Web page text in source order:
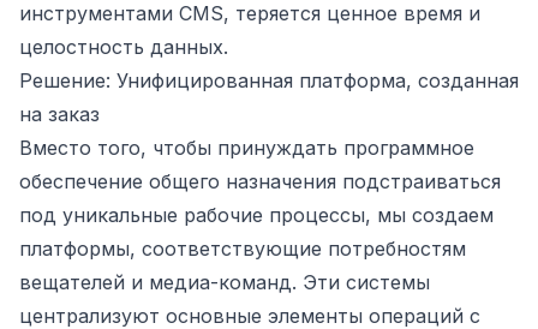
инструментами CMS, теряется ценное время и
целостность данных.
Решение: Унифицированная платформа, созданная
на заказ
Вместо того, чтобы принуждать программное
обеспечение общего назначения подстраиваться
под уникальные рабочие процессы, мы создаем
платформы, соответствующие потребностям
вещателей и медиа-команд. Эти системы
централизуют основные элементы операций с